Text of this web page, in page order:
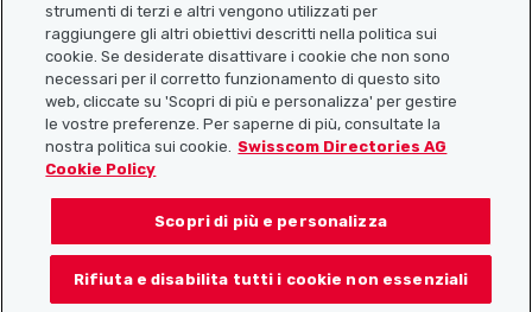
Scarica l’app Localcities
Seguiteci su:
strumenti di terzi e altri vengono utilizzati per
raggiungere gli altri obiettivi descritti nella politica sui
cookie. Se desiderate disattivare i cookie che non sono
necessari per il corretto funzionamento di questo sito
web, cliccate su 'Scopri di più e personalizza' per gestire
le vostre preferenze. Per saperne di più, consultate la
nostra politica sui cookie.
Swisscom Directories AG
Cookie Policy
Scopri di più e personalizza
Rifiuta e disabilita tutti i cookie non essenziali